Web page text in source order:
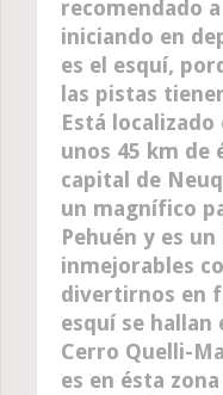
recomendado
iniciando en
es el esquí,
las pistas
Está localizado
unos 45 km de
capital de
un magnífico
Pehuén y es
inmejorables
divertirnos en
esquí se hallan
Cerro Quelli-
es en ésta